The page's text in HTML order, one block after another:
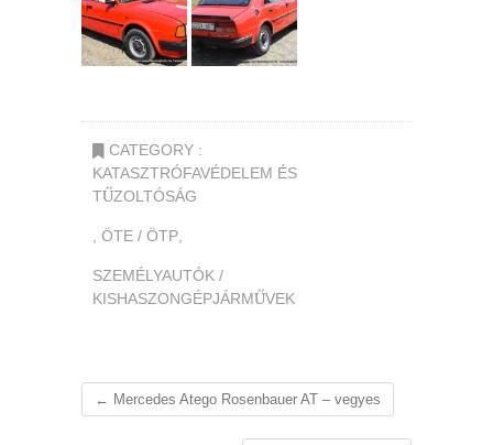
CATEGORY :
KATASZTRÓFAVÉDELEM ÉS
TŰZOLTÓSÁG
ÖTE / ÖTP
SZEMÉLYAUTÓK /
KISHASZONGÉPJÁRMŰVEK
← Mercedes Atego Rosenbauer AT – vegyes